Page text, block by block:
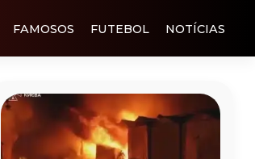
FAMOSOS FUTEBOL NOTÍCIAS